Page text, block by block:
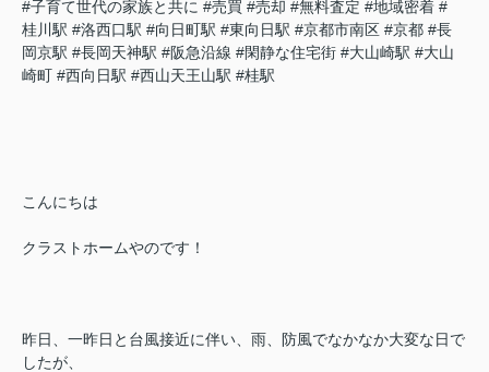
#子育て世代の家族と共に #売買 #売却 #無料査定 #地域密着 #
桂川駅 #洛西口駅 #向日町駅 #東向日駅 #京都市南区 #京都 #長
岡京駅 #長岡天神駅 #阪急沿線 #閑静な住宅街 #大山崎駅 #大山
崎町 #西向日駅 #西山天王山駅 #桂駅
こんにちは
クラストホームやのです！
昨日、一昨日と台風接近に伴い、雨、防風でなかなか大変な日で
したが、